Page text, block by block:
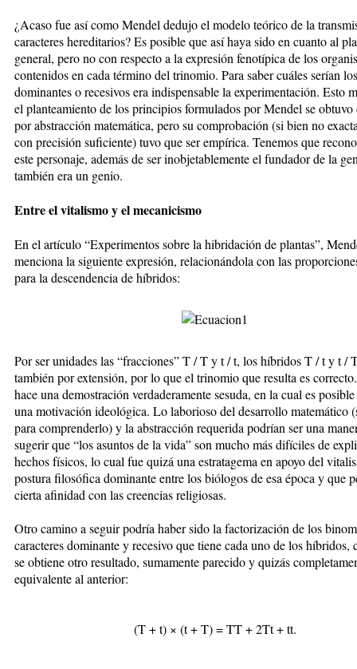
¿Acaso fue así como Mendel dedujo el modelo teórico de la
caracteres hereditarios? Es posible que así haya sido en cuanto al
general, pero no con respecto a la expresión fenotípica de los
contenidos en cada término del trinomio. Para saber cuáles serían
dominantes o recesivos era indispensable la experimentación. Esto
el planteamiento de los principios formulados por Mendel se obtuvo
por abstracción matemática, pero su comprobación (si bien no
con precisión suficiente) tuvo que ser empírica. Tenemos que
este personaje, además de ser inobjetablemente el fundador de la
también era un genio.
Entre el vitalismo y el mecanicismo
En el artículo “Experimentos sobre la hibridación de plantas”,
menciona la siguiente expresión, relacionándola con las
para la descendencia de híbridos:
Por ser unidades las “fracciones” T / T y t / t, los híbridos T / t y t /
también por extensión, por lo que el trinomio que resulta es
hace una demostración verdaderamente sesuda, en la cual es
una motivación ideológica. Lo laborioso del desarrollo matemático
para comprenderlo) y la abstracción requerida podrían ser una
sugerir que “los asuntos de la vida” son mucho más difíciles de
hechos físicos, lo cual fue quizá una estratagema en apoyo del
postura filosófica dominante entre los biólogos de esa época y que
cierta afinidad con las creencias religiosas.
Otro camino a seguir podría haber sido la factorización de los
caracteres dominante y recesivo que tiene cada uno de los híbridos,
se obtiene otro resultado, sumamente parecido y quizás
equivalente al anterior:
(T + t) × (t + T) = TT + 2Tt + tt.